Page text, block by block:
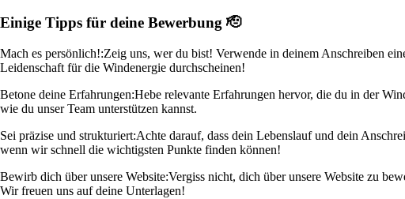
Einige Tipps für deine Bewerbung 🫡
Mach es persönlich!:Zeig uns, wer du bist! Verwende in deinem Anschreiben
Leidenschaft für die Windenergie durchscheinen!
Betone deine Erfahrungen:Hebe relevante Erfahrungen hervor, die du in der
wie du unser Team unterstützen kannst.
Sei präzise und strukturiert:Achte darauf, dass dein Lebenslauf und dein
wenn wir schnell die wichtigsten Punkte finden können!
Bewirb dich über unsere Website:Vergiss nicht, dich über unsere Website zu
Wir freuen uns auf deine Unterlagen!